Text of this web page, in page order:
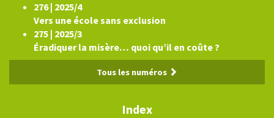
276 | 2025/4
Vers une école sans exclusion
275 | 2025/3
Éradiquer la misère… quoi qu’il en coûte ?
Tous les numéros
Index